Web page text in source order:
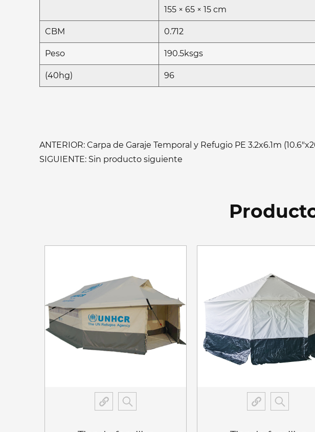
155 × 65 × 15 cm
CBM 0.712
Peso 190.5ksgs
(40hg) 96
ANTERIOR: Carpa de Garaje Temporal y Refugio PE 3.2x6.1m
SIGUIENTE: Sin producto siguiente